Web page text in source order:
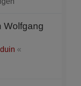
Wolfgang
«